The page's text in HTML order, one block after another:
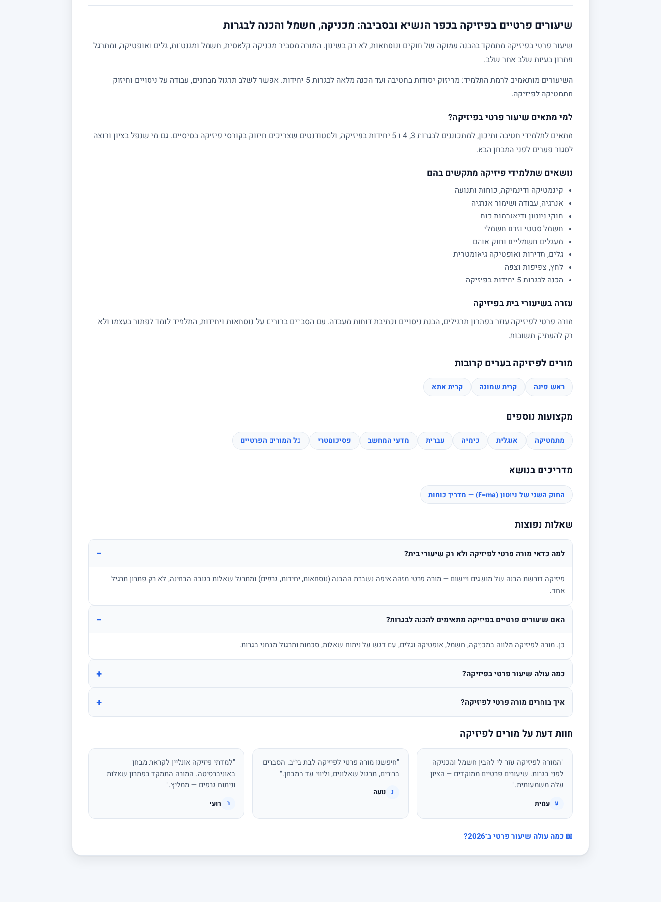
שיעורים פרטיים בפיזיקה בכפר הנשיא ובסביבה: מכניקה, חשמל והכנה לבגרות
שיעור פרטי בפיזיקה מתמקד בהבנה עמוקה של חוקים ונוסחאות, לא רק בשינון. המורה מסביר מכניקה קלאסית, חשמל ומגנטיות, גלים ואופטיקה, ומתרגל
פתרון בעיות שלב אחר שלב.
השיעורים מותאמים לרמת התלמיד: מחיזוק יסודות בחטיבה ועד הכנה מלאה לבגרות 5 יחידות. אפשר לשלב תרגול מבחנים, עבודה על ניסויים וחיזוק
מתמטיקה לפיזיקה.
למי מתאים שיעור פרטי בפיזיקה?
מתאים לתלמידי חטיבה ותיכון, למתכוננים לבגרות 3, 4 ו 5 יחידות בפיזיקה, ולסטודנטים שצריכים חיזוק בקורסי פיזיקה בסיסיים. גם מי שנפל בציון ורוצה
לסגור פערים לפני המבחן הבא.
נושאים שתלמידי פיזיקה מתקשים בהם
קינמטיקה ודינמיקה, כוחות ותנועה
אנרגיה, עבודה ושימור אנרגיה
חוקי ניוטון ודיאגרמות כוח
חשמל סטטי וזרם חשמלי
מעגלים חשמליים וחוק אוהם
גלים, תדירות ואופטיקה גיאומטרית
לחץ, צפיפות וצפה
הכנה לבגרות 5 יחידות בפיזיקה
עזרה בשיעורי בית בפיזיקה
מורה פרטי לפיזיקה עוזר בפתרון תרגילים, הבנת ניסויים וכתיבת דוחות מעבדה. עם הסברים ברורים על נוסחאות ויחידות, התלמיד לומד לפתור בעצמו ולא
רק להעתיק תשובות.
מורים לפיזיקה בערים קרובות
ראש פינה קרית שמונה קרית אתא
מקצועות נוספים
מתמטיקה אנגלית כימיה עברית מדעי המחשב פסיכומטרי כל המורים הפרטיים
מדריכים בנושא
החוק השני של ניוטון (F=ma) — מדריך כוחות
שאלות נפוצות
למה כדאי מורה פרטי לפיזיקה ולא רק שיעורי בית? −
פיזיקה דורשת הבנה של מושגים ויישום — מורה פרטי מזהה איפה נשברת ההבנה (נוסחאות, יחידות, גרפים) ומתרגל שאלות בגובה הבחינה, לא רק פתרון תרגיל
אחד.
האם שיעורים פרטיים בפיזיקה מתאימים להכנה לבגרות? −
כן. מורה לפיזיקה מלווה במכניקה, חשמל, אופטיקה וגלים, עם דגש על ניתוח שאלות, סכמות ותרגול מבחני בגרות.
כמה עולה שיעור פרטי בפיזיקה? +
איך בוחרים מורה פרטי לפיזיקה? +
חוות דעת על מורים לפיזיקה
"המורה לפיזיקה עזר לי להבין חשמל ומכניקה
לפני בגרות. שיעורים פרטיים ממוקדים — הציון
עלה משמעותית."
ע עמית
"חיפשנו מורה פרטי לפיזיקה לבת בי״ב. הסברים
ברורים, תרגול שאלונים, וליווי עד המבחן."
נ נועה
"למדתי פיזיקה אונליין לקראת מבחן
באוניברסיטה. המורה התמקד בפתרון שאלות
וניתוח גרפים — ממליץ."
ר רועי
📖 כמה עולה שיעור פרטי ב־2026?